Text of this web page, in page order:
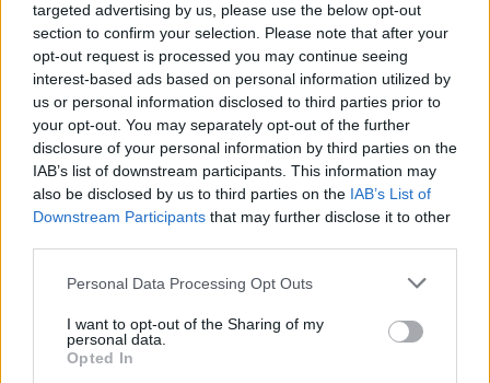
targeted advertising by us, please use the below opt-out
section to confirm your selection. Please note that after your
opt-out request is processed you may continue seeing
interest-based ads based on personal information utilized by
us or personal information disclosed to third parties prior to
your opt-out. You may separately opt-out of the further
disclosure of your personal information by third parties on the
IAB’s list of downstream participants. This information may
also be disclosed by us to third parties on the IAB’s List of
Downstream Participants that may further disclose it to other
Please note that this website/app uses one or more Google
not limited to your visit or usage behaviour. You may click to
grant or deny consent to Google and its third-party tags to
use your data for below specified purposes in below Google
Personal Data Processing Opt Outs
I want to opt-out of the Sharing of my
personal data.
Opted In
2000 /2000
Υποβολή σχολίου
Όροι Χρήσης . Το site προστατεύεται από reCAPTCHA, ισχύουν
Πολιτική Απορρήτου
Όροι Χρήσης της Google.
Lifestyle
ΓΡΗΓΟΡΗΣ ΒΑΛΤΙΝΟΣ
Share:
ενημερωθείτε πρώτοι για όλη την ειδησεογραφία και τα
τελευταία νέατης ημέρας